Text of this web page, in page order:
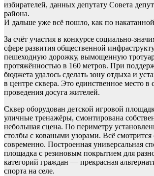
избирателей, данных депутату Совета
района.
И дальше уже всё пошло, как по
За счёт участия в конкурсе социально-
сфере развития общественной
пешеходную дорожку, вымощенную
протяжённостью в 160 метров. При
бюджета удалось сделать зону отдыха и
в центре сквера. Это единственное место в
проведения досуга жителей.
Сквер оборудован детской игровой
уличные тренажёры, смонтирована
небольшая сцена. По периметру
столбы с коваными узорами. Всё смотрится
современно. Построенная универсальная
площадка с резиновым покрытием для
категорий граждан — прекрасная
спорта на селе.